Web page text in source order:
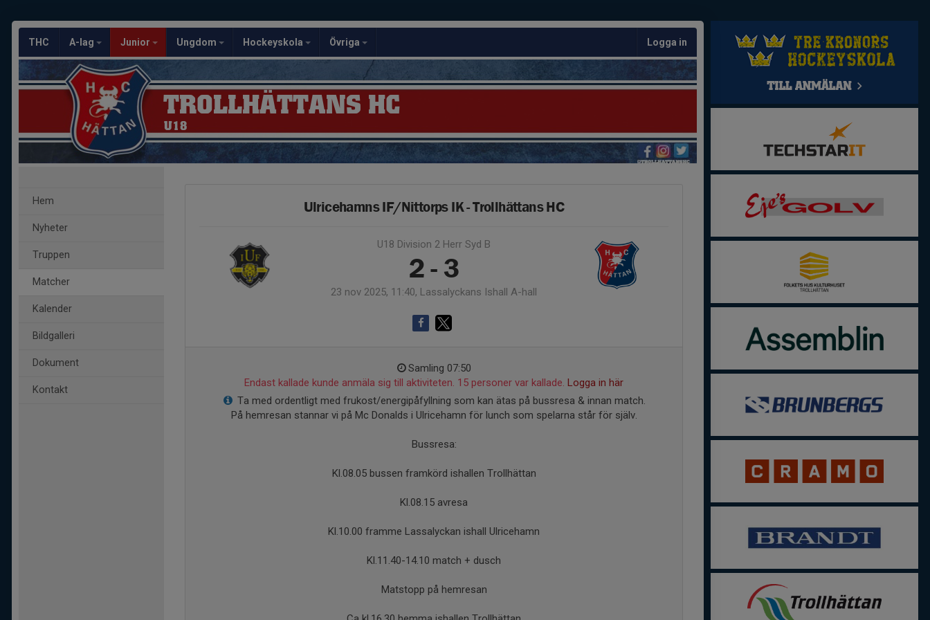
THC A-lag Junior Ungdom Hockeyskola Övriga Logga in
TROLLHÄTTANS HC
U18
Hem
Nyheter
Truppen
Matcher
Kalender
Bildgalleri
Dokument
Kontakt
Ulricehamns IF/Nittorps IK - Trollhättans HC
U18 Division 2 Herr Syd B
2 - 3
23 nov 2025, 11:40, Lassalyckans Ishall A-hall
Samling 07:50
Endast kallade kunde anmäla sig till aktiviteten. 15 personer var kallade. Logga in här
Ta med ordentligt med frukost/energipåfyllning som kan ätas på bussresa & innan match.
På hemresan stannar vi på Mc Donalds i Ulricehamn för lunch som spelarna står för själv.
Bussresa:
Kl.08.05 bussen framkörd ishallen Trollhättan
Kl.08.15 avresa
Kl.10.00 framme Lassalyckan ishall Ulricehamn
Kl.11.40-14.10 match + dusch
Matstopp på hemresan